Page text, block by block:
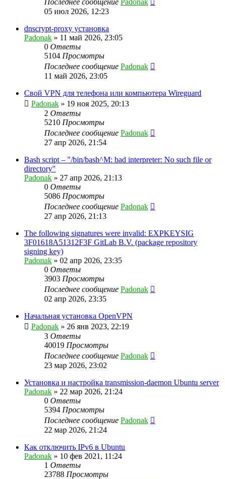
05 июл 2026, 12:23
dnscrypt-proxy установка
Padonak » 11 май 2026, 23:05
0 Ответы
5104 Просмотры
Последнее сообщение Padonak
11 май 2026, 23:05
Свой VPN для телефона или компьютера Wireguard
Padonak » 19 ноя 2025, 20:13
2 Ответы
5210 Просмотры
Последнее сообщение Padonak
27 апр 2026, 21:54
Bash script – "/bin/bash^M: bad interpreter: No such file or
directory"
Padonak » 27 апр 2026, 21:13
0 Ответы
5086 Просмотры
Последнее сообщение Padonak
27 апр 2026, 21:13
The following signatures were invalid: EXPKEYSIG
3F01618A51312F3F GitLab B.V. (package repository
signing key)
Padonak » 02 апр 2026, 23:35
0 Ответы
3903 Просмотры
Последнее сообщение Padonak
02 апр 2026, 23:35
Начальная установка OpenVPN
Padonak » 26 янв 2023, 22:19
3 Ответы
40019 Просмотры
Последнее сообщение Padonak
23 мар 2026, 23:02
Установка и настройка transmission-daemon Ubuntu server
Padonak » 22 мар 2026, 21:24
0 Ответы
5394 Просмотры
Последнее сообщение Padonak
22 мар 2026, 21:24
Как отключить IPv6 в Ubuntu
Padonak » 10 фев 2021, 11:24
1 Ответы
23788 Просмотры